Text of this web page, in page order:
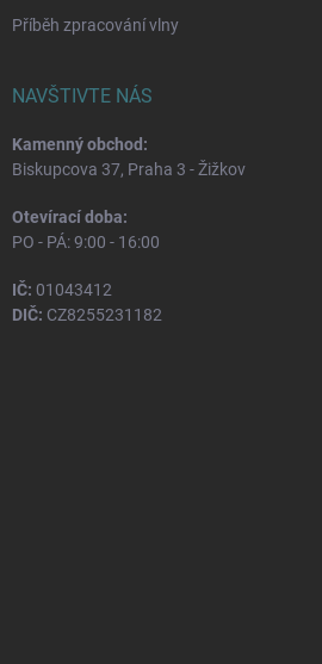
Příběh zpracování vlny
NAVŠTIVTE NÁS
Kamenný obchod:
Biskupcova 37, Praha 3 - Žižkov
Otevírací doba:
PO - PÁ: 9:00 - 16:00
IČ: 01043412
DIČ: CZ8255231182